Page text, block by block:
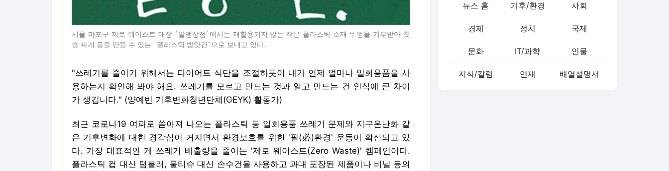
서울 마포구 제로 웨이스트 매장 `알맹상점`에서는 재활용되지 않는 작은 플라스틱 소재 뚜껑을 기부받아 칫
솔 짜개 등을 만들 수 있는 `플라스틱 방앗간`으로 보내고 있다.
"쓰레기를 줄이기 위해서는 다이어트 식단을 조절하듯이 내가 언제 얼마나 일회용품을 사
용하는지 확인해 봐야 해요. 쓰레기를 모르고 만드는 것과 알고 만드는 건 인식에 큰 차이
가 생깁니다." (양예빈 기후변화청년단체(GEYK) 활동가)
최근 코로나19 여파로 쏟아져 나오는 플라스틱 등 일회용품 쓰레기 문제와 지구온난화 같
은 기후변화에 대한 경각심이 커지면서 환경보호를 위한 '필(必)환경' 운동이 확산되고 있
다. 가장 대표적인 게 쓰레기 배출량을 줄이는 '제로 웨이스트(Zero Waste)' 캠페인이다.
플라스틱 컵 대신 텀블러, 물티슈 대신 손수건을 사용하고 과대 포장된 제품이나 비닐 등의
뉴스 홈 기후/환경 사회
경제 정치 국제
문화 IT/과학 인물
지식/칼럼 연재 배열설명서